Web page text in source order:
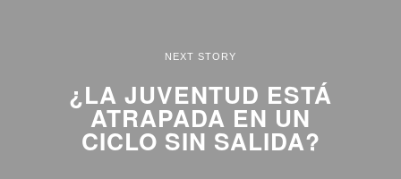
NEXT STORY
¿LA JUVENTUD ESTÁ
ATRAPADA EN UN
CICLO SIN SALIDA?